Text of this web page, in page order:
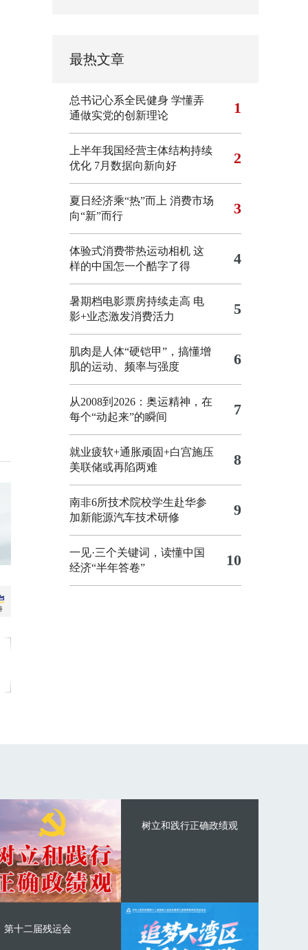
最热文章
总书记心系全民健身 学懂弄
通做实党的创新理论
1
上半年我国经营主体结构持续
优化 7月数据向新向好 2
夏日经济乘“热”而上 消费市场
向“新”而行
3
体验式消费带热运动相机 这
样的中国怎一个酷字了得
4
暑期档电影票房持续走高 电
影+业态激发消费活力
5
肌肉是人体“硬铠甲”，搞懂增
肌的运动、频率与强度
6
从2008到2026：奥运精神，在
每个“动起来”的瞬间
7
就业疲软+通胀顽固+白宫施压
美联储或再陷两难
8
南非6所技术院校学生赴华参
加新能源汽车技术研修
9
一见·三个关键词，读懂中国
经济“半年答卷”
10
树立和践行正确政绩观
第十二届残运会